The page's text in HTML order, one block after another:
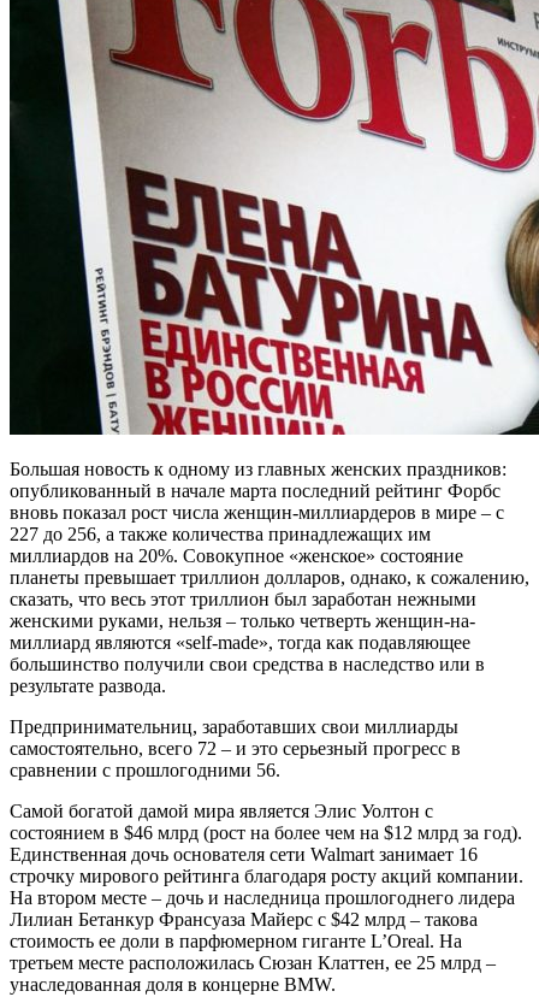
Большая новость к одному из главных женских праздников:
опубликованный в начале марта последний рейтинг Форбс
вновь показал рост числа женщин-миллиардеров в мире – с
227 до 256, а также количества принадлежащих им
миллиардов на 20%. Совокупное «женское» состояние
планеты превышает триллион долларов, однако, к сожалению,
сказать, что весь этот триллион был заработан нежными
женскими руками, нельзя – только четверть женщин-на-
миллиард являются «self-made», тогда как подавляющее
большинство получили свои средства в наследство или в
результате развода.
Предпринимательниц, заработавших свои миллиарды
самостоятельно, всего 72 – и это серьезный прогресс в
сравнении с прошлогодними 56.
Самой богатой дамой мира является Элис Уолтон с
состоянием в $46 млрд (рост на более чем на $12 млрд за год).
Единственная дочь основателя сети Walmart занимает 16
строчку мирового рейтинга благодаря росту акций компании.
На втором месте – дочь и наследница прошлогоднего лидера
Лилиан Бетанкур Франсуаза Майерс с $42 млрд – такова
стоимость ее доли в парфюмерном гиганте L’Oreal. На
третьем месте расположилась Сюзан Клаттен, ее 25 млрд –
унаследованная доля в концерне BMW.